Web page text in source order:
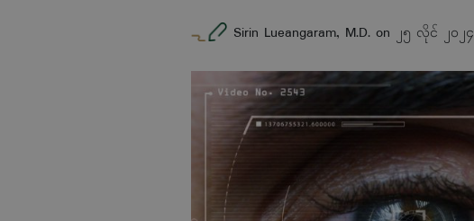
Sirin Lueangaram, M.D. on ၂၅ လိုင် ၂၀၂၄